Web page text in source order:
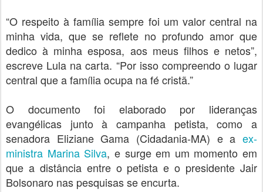
“O respeito à família sempre foi um valor central na
minha vida, que se reflete no profundo amor que
dedico à minha esposa, aos meus filhos e netos”,
escreve Lula na carta. “Por isso compreendo o lugar
central que a família ocupa na fé cristã.”
O documento foi elaborado por lideranças
evangélicas junto à campanha petista, como a
senadora Eliziane Gama (Cidadania-MA) e a ex-
ministra Marina Silva, e surge em um momento em
que a distância entre o petista e o presidente Jair
Bolsonaro nas pesquisas se encurta.